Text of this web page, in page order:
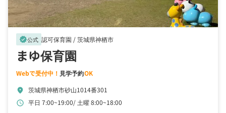
verified公式 認可保育園 /茨城県神栖市
まゆ保育園
Webで受付中！ 見学予約OK
location_on 茨城県神栖市砂山1014番301
schedule 平日 7:00~19:00 土曜 8:00~18:00